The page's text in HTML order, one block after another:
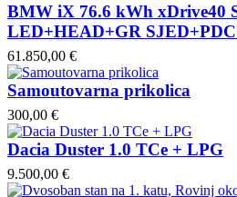
BMW iX 76.6 kWh xDrive40
LED+HEAD+GR
61.850,00 €
Samoutovarna prikolica
300,00 €
Dacia Duster 1.0 TCe + LPG
9.500,00 €